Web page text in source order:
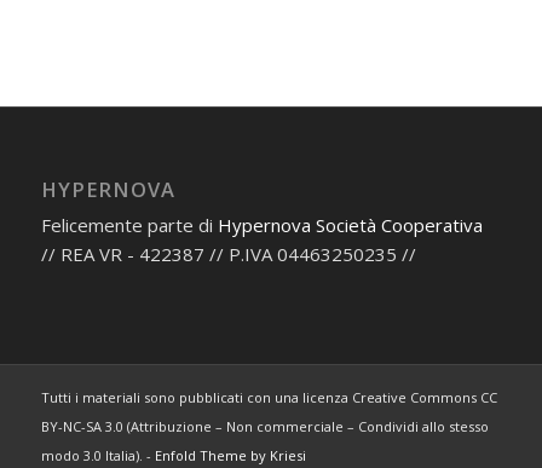
HYPERNOVA
Felicemente parte di Hypernova Società Cooperativa
// REA VR - 422387 // P.IVA 04463250235 //
Tutti i materiali sono pubblicati con una licenza Creative Commons CC
BY-NC-SA 3.0 (Attribuzione – Non commerciale – Condividi allo stesso
modo 3.0 Italia). - Enfold Theme by Kriesi